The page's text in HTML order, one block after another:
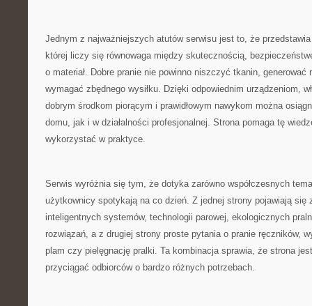
Jednym z najważniejszych atutów serwisu jest to, że
której liczy się równowaga między skutecznością,
o materiał. Dobre pranie nie powinno niszczyć tkanin, generować
wymagać zbędnego wysiłku. Dzięki odpowiednim urządzeniom,
dobrym środkom piorącym i prawidłowym nawykom można
domu, jak i w działalności profesjonalnej. Strona pomaga tę
wykorzystać w praktyce.
Serwis wyróżnia się tym, że dotyka zarówno współczesnych
użytkownicy spotykają na co dzień. Z jednej strony pojawiają się
inteligentnych systemów, technologii parowej, ekologicznych
rozwiązań, a z drugiej strony proste pytania o pranie ręczników,
plam czy pielęgnację pralki. Ta kombinacja sprawia, że strona
przyciągać odbiorców o bardzo różnych potrzebach.